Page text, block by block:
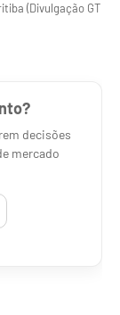
(Divulgação GT
decisões
mercado